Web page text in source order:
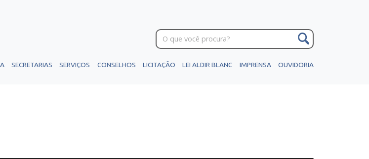
SECRETARIAS SERVIÇOS CONSELHOS LICITAÇÃO LEI ALDIR BLANC IMPRENSA OUVIDORIA